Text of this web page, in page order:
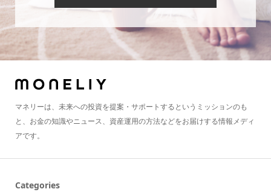
マネリーは、未来への投資を提案・サポートするというミッションのも
と、お金の知識やニュース、資産運用の方法などをお届けする情報メディ
アです。
Categories